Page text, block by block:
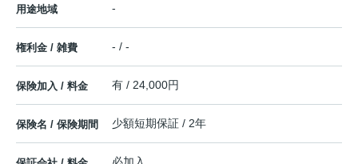
用途地域 -
権利金 / 雑費 - / -
保険加入 / 料金 有 / 24,000円
保険名 / 保険期間 少額短期保証 / 2年
必加入